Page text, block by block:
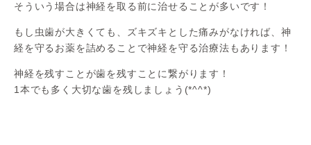
そういう場合は神経を取る前に治せることが多いです！
もし虫歯が大きくても、ズキズキとした痛みがなければ、神
経を守るお薬を詰めることで神経を守る治療法もあります！
神経を残すことが歯を残すことに繋がります！
1本でも多く大切な歯を残しましょう(*^^*)